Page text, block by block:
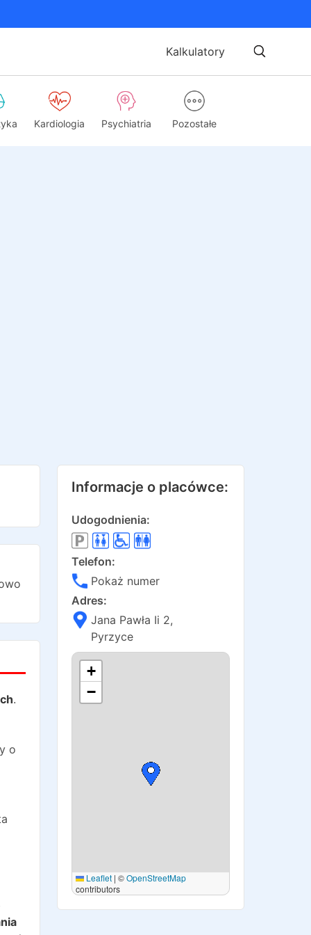
Kalkulatory
Kardiologia Psychiatria Pozostałe
.
o
Informacje o placówce:
Udogodnienia:
Telefon:
Pokaż numer
Adres:
Jana Pawła Ii 2,
Pyrzyce
+
−
Leaflet | ©OpenStreetMap
contributors